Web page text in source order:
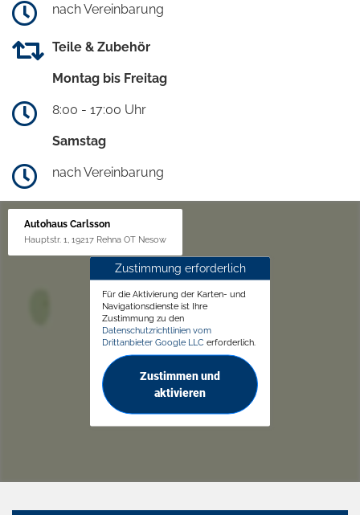
nach Vereinbarung
Teile & Zubehör
Montag bis Freitag
8:00 - 17:00 Uhr
Samstag
nach Vereinbarung
Autohaus Carlsson
Hauptstr. 1, 19217 Rehna OT Nesow
Zustimmung erforderlich
Für die Aktivierung der Karten- und
Navigationsdienste ist Ihre
Zustimmung zu den
Datenschutzrichtlinien vom
Drittanbieter Google LLC erforderlich.
Zustimmen und
aktivieren